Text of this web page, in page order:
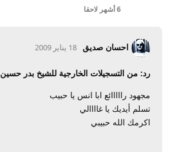
6 أشهر لاحقا
احسان صديق 18 يناير 2009
رد: من التسجيلات الخارجية للشيخ بدر حسين
مجهود رااااائع ابا انس يا حبيب
تسلم أيديك يا غاااالي
اكرمك الله حبيبي